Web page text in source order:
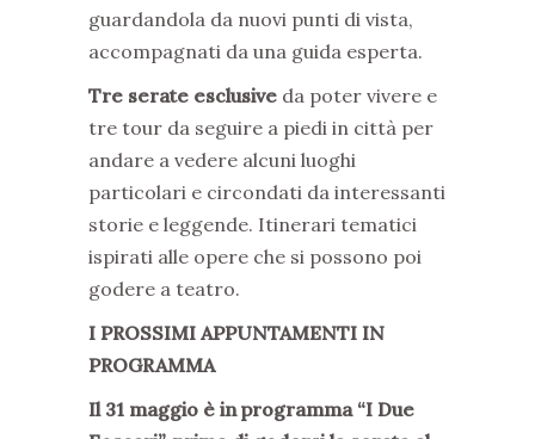
guardandola da nuovi punti di vista,
accompagnati da una guida esperta.
Tre serate esclusive da poter vivere e
tre tour da seguire a piedi in città per
andare a vedere alcuni luoghi
particolari e circondati da interessanti
storie e leggende. Itinerari tematici
ispirati alle opere che si possono poi
godere a teatro.
I PROSSIMI APPUNTAMENTI IN
PROGRAMMA
Il 31 maggio è in programma “I Due